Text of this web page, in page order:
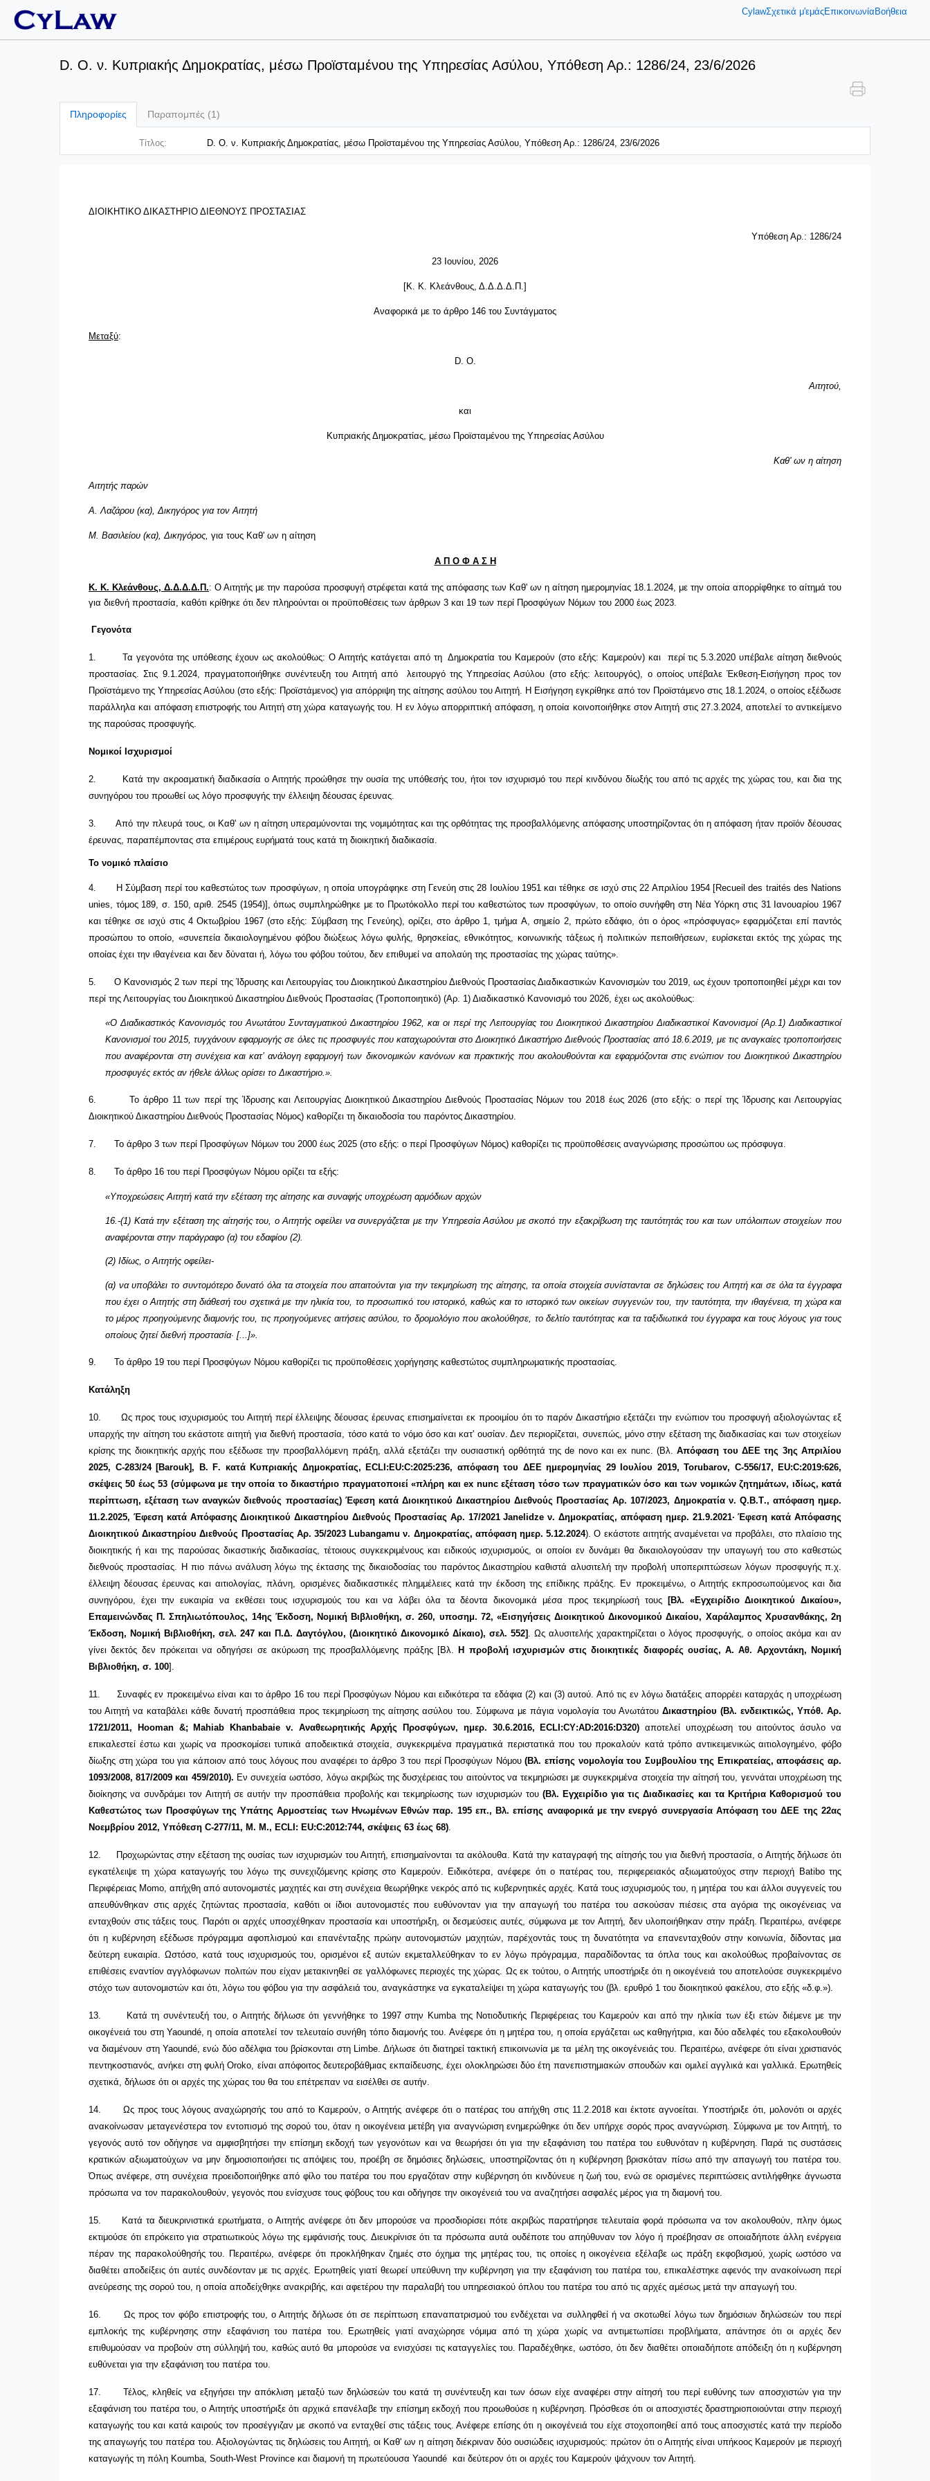
CylawΣχετικά μ'εμάςΕπικοινωνία Βοήθεια
D. O. ν. Κυπριακής Δημοκρατίας, μέσω Προϊσταμένου της Υπηρεσίας Ασύλου, Υπόθεση Αρ.: 1286/24, 23/6/2026
Πληροφορίες Παραπομπές (1)
Τίτλος: D. O. ν. Κυπριακής Δημοκρατίας, μέσω Προϊσταμένου της Υπηρεσίας Ασύλου, Υπόθεση Αρ.: 1286/24, 23/6/2026
ΔΙΟΙΚΗΤΙΚΟ ΔΙΚΑΣΤΗΡΙΟ ΔΙΕΘΝΟΥΣ ΠΡΟΣΤΑΣΙΑΣ
Υπόθεση Αρ.: 1286/24
23 Ιουνίου, 2026
[Κ. Κ. Κλεάνθους, Δ.Δ.Δ.Δ.Π.]
Αναφορικά με το άρθρο 146 του Συντάγματος
Μεταξύ:
D. O.
Αιτητού,
και
Κυπριακής Δημοκρατίας, μέσω Προϊσταμένου της Υπηρεσίας Ασύλου
Καθ' ων η αίτηση
Αιτητής παρών
Α. Λαζάρου (κα), Δικηγόρος για τον Αιτητή
Μ. Βασιλείου (κα), Δικηγόρος, για τους Καθ' ων η αίτηση
Α Π Ο Φ Α Σ Η
Κ. Κ. Κλεάνθους, Δ.Δ.Δ.Δ.Π.: Ο Αιτητής με την παρούσα προσφυγή στρέφεται κατά της απόφασης των Καθ' ων η αίτηση ημερομηνίας 18.1.2024, με την οποία απορρίφθηκε το αίτημά του
για διεθνή προστασία, καθότι κρίθηκε ότι δεν πληρούνται οι προϋποθέσεις των άρθρων 3 και 19 των περί Προσφύγων Νόμων του 2000 έως 2023.
Γεγονότα
1.
Τα γεγονότα της υπόθεσης έχουν ως ακολούθως: Ο Αιτητής κατάγεται από τη Δημοκρατία του Καμερούν (στο εξής: Καμερούν) και περί τις 5.3.2020 υπέβαλε αίτηση διεθνούς
προστασίας. Στις 9.1.2024, πραγματοποιήθηκε συνέντευξη του Αιτητή από
λειτουργό της Υπηρεσίας Ασύλου (στο εξής: λειτουργός), ο οποίος υπέβαλε Έκθεση-Εισήγηση προς τον
Προϊστάμενο της Υπηρεσίας Ασύλου (στο εξής: Προϊστάμενος) για απόρριψη της αίτησης ασύλου του Αιτητή. Η Εισήγηση εγκρίθηκε από τον Προϊστάμενο στις 18.1.2024, ο οποίος εξέδωσε
παράλληλα και απόφαση επιστροφής του Αιτητή στη χώρα καταγωγής του. Η εν λόγω απορριπτική απόφαση, η οποία κοινοποιήθηκε στον Αιτητή στις 27.3.2024, αποτελεί το αντικείμενο
της παρούσας προσφυγής.
Νομικοί Ισχυρισμοί
2.
Κατά την ακροαματική διαδικασία ο Αιτητής προώθησε την ουσία της υπόθεσής του, ήτοι τον ισχυρισμό του περί κινδύνου δίωξής του από τις αρχές της χώρας του, και δια της
συνηγόρου του προωθεί ως λόγο προσφυγής την έλλειψη δέουσας έρευνας.
3.
Από την πλευρά τους, οι Καθ' ων η αίτηση υπεραμύνονται της νομιμότητας και της ορθότητας της προσβαλλόμενης απόφασης υποστηρίζοντας ότι η απόφαση ήταν προϊόν δέουσας
έρευνας, παραπέμποντας στα επιμέρους ευρήματά τους κατά τη διοικητική διαδικασία.
Το νομικό πλαίσιο
4. Η Σύμβαση περί του καθεστώτος των προσφύγων, η οποία υπογράφηκε στη Γενεύη στις 28 Ιουλίου 1951 και τέθηκε σε ισχύ στις 22 Απριλίου 1954 [Recueil des traités des Nations
unies , τόμος 189, σ. 150, αριθ. 2545 (1954)], όπως συμπληρώθηκε με το Πρωτόκολλο περί του καθεστώτος των προσφύγων, το οποίο συνήφθη στη Νέα Υόρκη στις 31 Ιανουαρίου 1967
και τέθηκε σε ισχύ στις 4 Οκτωβρίου 1967 (στο εξής: Σύμβαση της Γενεύης), ορίζει, στο άρθρο 1, τμήμα Α, σημείο 2, πρώτο εδάφιο, ότι ο όρος «πρόσφυγας» εφαρμόζεται επί παντός
προσώπου το οποίο, «συνεπεία δικαιολογημένου φόβου διώξεως λόγω φυλής, θρησκείας, εθνικότητος, κοινωνικής τάξεως ή πολιτικών πεποιθήσεων, ευρίσκεται εκτός της χώρας της
οποίας έχει την ιθαγένεια και δεν δύναται ή, λόγω του φόβου τούτου, δεν επιθυμεί να απολαύη της προστασίας της χώρας ταύτης».
5.
Ο Κανονισμός 2 των περί της Ίδρυσης και Λειτουργίας του Διοικητικού Δικαστηρίου Διεθνούς Προστασίας Διαδικαστικών Κανονισμών του 2019, ως έχουν τροποποιηθεί μέχρι και τον
περί της Λειτουργίας του Διοικητικού Δικαστηρίου Διεθνούς Προστασίας (Τροποποιητικό) (Αρ. 1) Διαδικαστικό Κανονισμό του 2026, έχει ως ακολούθως:
«Ο Διαδικαστικός Κανονισμός του Ανωτάτου Συνταγματικού Δικαστηρίου 1962, και οι περί της Λειτουργίας του Διοικητικού Δικαστηρίου Διαδικαστικοί Κανονισμοί (Αρ.1) Διαδικαστικοί
Κανονισμοί του 2015, τυγχάνουν εφαρμογής σε όλες τις προσφυγές που καταχωρούνται στο Διοικητικό Δικαστήριο Διεθνούς Προστασίας από 18.6.2019, με τις αναγκαίες τροποποιήσεις
που αναφέρονται στη συνέχεια και κατ’ ανάλογη εφαρμογή των δικονομικών κανόνων και πρακτικής που ακολουθούνται και εφαρμόζονται στις ενώπιον του Διοικητικού Δικαστηρίου
προσφυγές εκτός αν ήθελε άλλως ορίσει το Δικαστήριο.».
6. Το άρθρο 11 των περί της Ίδρυσης και Λειτουργίας Διοικητικού Δικαστηρίου Διεθνούς Προστασίας Νόμων του 2018 έως 2026 (στο εξής:o περί της Ίδρυσης και Λειτουργίας
Διοικητικού Δικαστηρίου Διεθνούς Προστασίας Νόμος) καθορίζει τη δικαιοδοσία του παρόντος Δικαστηρίου.
7. Το άρθρο 3 των περί Προσφύγων Νόμων του 2000 έως 2025 (στο εξής: ο περί Προσφύγων Νόμος) καθορίζει τις προϋποθέσεις αναγνώρισης προσώπου ως πρόσφυγα.
8. Το άρθρο 16 του περί Προσφύγων Νόμου ορίζει τα εξής:
«Υποχρεώσεις Αιτητή κατά την εξέταση της αίτησης και συναφής υποχρέωση αρμόδιων αρχών
16.-(1) Κατά την εξέταση της αίτησής του, ο Αιτητής οφείλει να συνεργάζεται με την Υπηρεσία Ασύλου με σκοπό την εξακρίβωση της ταυτότητάς του και των υπόλοιπων στοιχείων που
αναφέρονται στην παράγραφο (α) του εδαφίου (2).
(2) Ιδίως, ο Αιτητής οφείλει-
(α) να υποβάλει το συντομότερο δυνατό όλα τα στοιχεία που απαιτούνται για την τεκμηρίωση της αίτησης, τα οποία στοιχεία συνίστανται σε δηλώσεις του Αιτητή και σε όλα τα έγγραφα
που έχει ο Αιτητής στη διάθεσή του σχετικά με την ηλικία του, το προσωπικό του ιστορικό, καθώς και το ιστορικό των οικείων συγγενών του, την ταυτότητα, την ιθαγένεια, τη χώρα και
το μέρος προηγούμενης διαμονής του, τις προηγούμενες αιτήσεις ασύλου, το δρομολόγιο που ακολούθησε, το δελτίο ταυτότητας και τα ταξιδιωτικά του έγγραφα και τους λόγους για τους
οποίους ζητεί διεθνή προστασία∙ [...]».
9. Το άρθρο 19 του περί Προσφύγων Νόμου καθορίζει τις προϋποθέσεις χορήγησης καθεστώτος συμπληρωματικής προστασίας.
Κατάληξη
10.
Ως προς τους ισχυρισμούς του Αιτητή περί έλλειψης δέουσας έρευνας επισημαίνεται εκ προοιμίου ότι το παρόν Δικαστήριο εξετάζει την ενώπιον του προσφυγή αξιολογώντας εξ
υπαρχής την αίτηση του εκάστοτε αιτητή για διεθνή προστασία, τόσο κατά το νόμο όσο και κατ' ουσίαν. Δεν περιορίζεται, συνεπώς, μόνο στην εξέταση της διαδικασίας και των στοιχείων
κρίσης της διοικητικής αρχής που εξέδωσε την προσβαλλόμενη πράξη, αλλά εξετάζει την ουσιαστική ορθότητά τηςde novoκαιex nunc . (Βλ.Απόφαση του ΔΕΕ της 3ης Απριλίου
2025, C-283/24 [Barouk], B. F. κατά Κυπριακής Δημοκρατίας, ECLI : EU:C:2025:236, απόφαση του ΔΕΕ ημερομηνίας 29 Ιουλίου 2019, Torubarov, C-556/17, EU:C:2019:626,
σκέψεις 50 έως 53 (σύμφωνα με την οποία το δικαστήριο πραγματοποιεί «πλήρη καιex nuncεξέταση τόσο των πραγματικών όσο και των νομικών ζητημάτων, ιδίως, κατά
περίπτωση, εξέταση των αναγκών διεθνούς προστασίας) Έφεση κατά Διοικητικού Δικαστηρίου Διεθνούς ΠροστασίαςAρ. 107/2023, Δημοκρατία ν. Q. B.T., απόφαση ημερ.
11.2.2025, Έφεση κατά Απόφασης Διοικητικού Δικαστηρίου Διεθνούς Προστασίας Αρ. 17/2021Janelidze ν. Δημοκρατίας, απόφαση ημερ. 21.9.2021· Έφεση κατά Απόφασης
Διοικητικού Δικαστηρίου Διεθνούς Προστασίας Αρ. 35/2023 Lubangamu ν. Δημοκρατίας, απόφαση ημερ. 5.12.2024). Ο εκάστοτε αιτητής αναμένεται να προβάλει, στο πλαίσιο της
διοικητικής ή και της παρούσας δικαστικής διαδικασίας, τέτοιους συγκεκριμένους και ειδικούς ισχυρισμούς, οι οποίοι εν δυνάμει θα δικαιολογούσαν την υπαγωγή του στο καθεστώς
διεθνούς προστασίας. Η πιο πάνω ανάλυση λόγω της έκτασης της δικαιοδοσίας του παρόντος Δικαστηρίου καθιστά αλυσιτελή την προβολή υποπεριπτώσεων λόγων προσφυγής π.χ.
έλλειψη δέουσας έρευνας και αιτιολογίας, πλάνη, ορισμένες διαδικαστικές πλημμέλειες κατά την έκδοση της επίδικης πράξης. Εν προκειμένω, ο Αιτητής εκπροσωπούμενος και δια
συνηγόρου, έχει την ευκαιρία να εκθέσει τους ισχυρισμούς του και να λάβει όλα τα δέοντα δικονομικά μέσα προς τεκμηρίωσή τους
[Βλ. «Εγχειρίδιο Διοικητικού Δικαίου»,
Επαμεινώνδας Π. Σπηλιωτόπουλος, 14ης Έκδοση, Νομική Βιβλιοθήκη, σ. 260, υποσημ. 72, «Εισηγήσεις Διοικητικού Δικονομικού Δικαίου, Χαράλαμπος Χρυσανθάκης, 2η
Έκδοση, Νομική Βιβλιοθήκη, σελ. 247 και Π.Δ. Δαγτόγλου, (Διοικητικό Δικονομικό Δίκαιο), σελ. 552]
. Ως αλυσιτελής χαρακτηρίζεται ο λόγος προσφυγής, ο οποίος ακόμα και αν
γίνει δεκτός δεν πρόκειται να οδηγήσει σε ακύρωση της προσβαλλόμενης πράξης [Βλ.
Η προβολή ισχυρισμών στις διοικητικές διαφορές ουσίας, Α. Αθ. Αρχοντάκη, Νομική
Βιβλιοθήκη, σ. 100].
11.
Συναφές εν προκειμένω είναι και το άρθρο 16 του περί Προσφύγων Νόμου και ειδικότερα τα εδάφια (2) και (3) αυτού. Από τις εν λόγω διατάξεις απορρέει καταρχάς η υποχρέωση
του Αιτητή να καταβάλει κάθε δυνατή προσπάθεια προς τεκμηρίωση της αίτησης ασύλου του. Σύμφωνα με πάγια νομολογία του Ανωτάτου Δικαστηρίου (Βλ. ενδεικτικώς, Υπόθ. Αρ.
1721/2011, Ηοοman&; Mahiab Khanbabaie v. Aναθεωρητικής Αρχής Προσφύγων, ημερ. 30.6.2016, ECLI :CY:AD:2016: D320) αποτελεί υποχρέωση του αιτούντος άσυλο να
επικαλεστεί έστω και χωρίς να προσκομίσει τυπικά αποδεικτικά στοιχεία, συγκεκριμένα πραγματικά περιστατικά που του προκαλούν κατά τρόπο αντικειμενικώς αιτιολογημένο, φόβο
δίωξης στη χώρα του για κάποιον από τους λόγους που αναφέρει το άρθρο 3 του περί Προσφύγων Νόμου(Βλ. επίσης νομολογία του Συμβουλίου της Επικρατείας, αποφάσεις αρ.
1093/2008, 817/2009 και 459/2010). Εν συνεχεία ωστόσο, λόγω ακριβώς της δυσχέρειας του αιτούντος να τεκμηριώσει με συγκεκριμένα στοιχεία την αίτησή του, γεννάται υποχρέωση της
διοίκησης να συνδράμει τον Αιτητή σε αυτήν την προσπάθεια προβολής και τεκμηρίωσης των ισχυρισμών του (Βλ. Εγχειρίδιο για τις Διαδικασίες και τα Κριτήρια Καθορισμού του
Καθεστώτος των Προσφύγων της Υπάτης Αρμοστείας των Ηνωμένων Εθνών παρ. 195 επ., Βλ. επίσης αναφορικά με την ενεργό συνεργασία Απόφαση του ΔΕΕ της 22ας
Νοεμβρίου 2012, Υπόθεση C-277/11, M. M., ECLI : EU:C:2012:744, σκέψεις 63 έως 68)
12.
Προχωρώντας στην εξέταση της ουσίας των ισχυρισμών του Αιτητή, επισημαίνονται τα ακόλουθα. Κατά την καταγραφή της αίτησής του για διεθνή προστασία, ο Αιτητής δήλωσε ότι
εγκατέλειψε τη χώρα καταγωγής του λόγω της συνεχιζόμενης κρίσης στο Καμερούν. Ειδικότερα, ανέφερε ότι ο πατέρας του, περιφερειακός αξιωματούχος στην περιοχή Batibo της
Περιφέρειας Momo, απήχθη από αυτονομιστές μαχητές και στη συνέχεια θεωρήθηκε νεκρός από τις κυβερνητικές αρχές. Κατά τους ισχυρισμούς του, η μητέρα του και άλλοι συγγενείς του
απευθύνθηκαν στις αρχές ζητώντας προστασία, καθότι οι ίδιοι αυτονομιστές που ευθύνονταν για την απαγωγή του πατέρα του ασκούσαν πιέσεις στα αγόρια της οικογένειας να
ενταχθούν στις τάξεις τους. Παρότι οι αρχές υποσχέθηκαν προστασία και υποστήριξη, οι δεσμεύσεις αυτές, σύμφωνα με τον Αιτητή, δεν υλοποιήθηκαν στην πράξη. Περαιτέρω, ανέφερε
ότι η κυβέρνηση εξέδωσε πρόγραμμα αφοπλισμού και επανένταξης πρώην αυτονομιστών μαχητών, παρέχοντάς τους τη δυνατότητα να επανενταχθούν στην κοινωνία, δίδοντας μια
δεύτερη ευκαιρία. Ωστόσο, κατά τους ισχυρισμούς του, ορισμένοι εξ αυτών εκμεταλλεύθηκαν το εν λόγω πρόγραμμα, παραδίδοντας τα όπλα τους και ακολούθως προβαίνοντας σε
επιθέσεις εναντίον αγγλόφωνων πολιτών που είχαν μετακινηθεί σε γαλλόφωνες περιοχές της χώρας. Ως εκ τούτου, ο Αιτητής υποστήριξε ότι η οικογένειά του αποτελούσε συγκεκριμένο
στόχο των αυτονομιστών και ότι, λόγω του φόβου για την ασφάλειά του, αναγκάστηκε να εγκαταλείψει τη χώρα καταγωγής του (βλ. ερυθρό 1 του διοικητικού φακέλου, στο εξής «δ.φ.»).
13.
Κατά τη συνέντευξή του, ο Αιτητής δήλωσε ότι γεννήθηκε το 1997 στην Kumba της Νοτιοδυτικής Περιφέρειας του Καμερούν και από την ηλικία των έξι ετών διέμενε με την
οικογένειά του στη Yaoundé, η οποία αποτελεί τον τελευταίο συνήθη τόπο διαμονής του. Ανέφερε ότι η μητέρα του, η οποία εργάζεται ως καθηγήτρια, και δύο αδελφές του εξακολουθούν
να διαμένουν στη Yaoundé, ενώ δύο αδέλφια του βρίσκονται στη Limbe. Δήλωσε ότι διατηρεί τακτική επικοινωνία με τα μέλη της οικογένειάς του. Περαιτέρω, ανέφερε ότι είναι χριστιανός
πεντηκοστιανός, ανήκει στη φυλή Oroko, είναι απόφοιτος δευτεροβάθμιας εκπαίδευσης, έχει ολοκληρώσει δύο έτη πανεπιστημιακών σπουδών και ομιλεί αγγλικά και γαλλικά. Ερωτηθείς
σχετικά, δήλωσε ότι οι αρχές της χώρας του θα του επέτρεπαν να εισέλθει σε αυτήν.
14.
Ως προς τους λόγους αναχώρησής του από το Καμερούν, ο Αιτητής ανέφερε ότι ο πατέρας του απήχθη στις 11.2.2018 και έκτοτε αγνοείται. Υποστήριξε ότι, μολονότι οι αρχές
ανακοίνωσαν μεταγενέστερα τον εντοπισμό της σορού του, όταν η οικογένεια μετέβη για αναγνώριση ενημερώθηκε ότι δεν υπήρχε σορός προς αναγνώριση. Σύμφωνα με τον Αιτητή, το
γεγονός αυτό τον οδήγησε να αμφισβητήσει την επίσημη εκδοχή των γεγονότων και να θεωρήσει ότι για την εξαφάνιση του πατέρα του ευθυνόταν η κυβέρνηση. Παρά τις συστάσεις
κρατικών αξιωματούχων να μην δημοσιοποιήσει τις απόψεις του, προέβη σε δημόσιες δηλώσεις, υποστηρίζοντας ότι η κυβέρνηση βρισκόταν πίσω από την απαγωγή του πατέρα του.
Όπως ανέφερε, στη συνέχεια προειδοποιήθηκε από φίλο του πατέρα του που εργαζόταν στην κυβέρνηση ότι κινδύνευε η ζωή του, ενώ σε ορισμένες περιπτώσεις αντιλήφθηκε άγνωστα
πρόσωπα να τον παρακολουθούν, γεγονός που ενίσχυσε τους φόβους του και οδήγησε την οικογένειά του να αναζητήσει ασφαλές μέρος για τη διαμονή του.
15.
Κατά τα διευκρινιστικά ερωτήματα, ο Αιτητής ανέφερε ότι δεν μπορούσε να προσδιορίσει πότε ακριβώς παρατήρησε τελευταία φορά πρόσωπα να τον ακολουθούν, πλην όμως
εκτιμούσε ότι επρόκειτο για στρατιωτικούς λόγω της εμφάνισής τους. Διευκρίνισε ότι τα πρόσωπα αυτά ουδέποτε του απηύθυναν τον λόγο ή προέβησαν σε οποιαδήποτε άλλη ενέργεια
πέραν της παρακολούθησής του. Περαιτέρω, ανέφερε ότι προκλήθηκαν ζημιές στο όχημα της μητέρας του, τις οποίες η οικογένεια εξέλαβε ως πράξη εκφοβισμού, χωρίς ωστόσο να
διαθέτει αποδείξεις ότι αυτές συνδέονταν με τις αρχές. Ερωτηθείς γιατί θεωρεί υπεύθυνη την κυβέρνηση για την εξαφάνιση του πατέρα του, επικαλέστηκε αφενός την ανακοίνωση περί
ανεύρεσης της σορού του, η οποία αποδείχθηκε ανακριβής, και αφετέρου την παραλαβή του υπηρεσιακού όπλου του πατέρα του από τις αρχές αμέσως μετά την απαγωγή του.
16.
Ως προς τον φόβο επιστροφής του, ο Αιτητής δήλωσε ότι σε περίπτωση επαναπατρισμού του ενδέχεται να συλληφθεί ή να σκοτωθεί λόγω των δημόσιων δηλώσεών του περί
εμπλοκής της κυβέρνησης στην εξαφάνιση του πατέρα του. Ερωτηθείς γιατί αναχώρησε νόμιμα από τη χώρα χωρίς να αντιμετωπίσει προβλήματα, απάντησε ότι οι αρχές δεν
επιθυμούσαν να προβούν στη σύλληψή του, καθώς αυτό θα μπορούσε να ενισχύσει τις καταγγελίες του. Παραδέχθηκε, ωστόσο, ότι δεν διαθέτει οποιαδήποτε απόδειξη ότι η κυβέρνηση
ευθύνεται για την εξαφάνιση του πατέρα του.
17.
Τέλος, κληθείς να εξηγήσει την απόκλιση μεταξύ των δηλώσεών του κατά τη συνέντευξη και των όσων είχε αναφέρει στην αίτησή του περί ευθύνης των αποσχιστών για την
εξαφάνιση του πατέρα του, ο Αιτητής υποστήριξε ότι αρχικά επανέλαβε την επίσημη εκδοχή που προωθούσε η κυβέρνηση. Πρόσθεσε ότι οι αποσχιστές δραστηριοποιούνται στην περιοχή
καταγωγής του και κατά καιρούς τον προσέγγιζαν με σκοπό να ενταχθεί στις τάξεις τους. Ανέφερε επίσης ότι η οικογένειά του είχε στοχοποιηθεί από τους αποσχιστές κατά την περίοδο
της απαγωγής του πατέρα του.Αξιολογώντας τις δηλώσεις του Αιτητή, οι Καθ' ων η αίτηση διέκριναν δύο ουσιώδεις ισχυρισμούς: πρώτον ότι ο Αιτητής είναι υπήκοος Καμερούν με περιοχή
καταγωγής τη πόλη Koumba South-West Province και διαμονή τη πρωτεύουσα Yaoundé και δεύτερον ότι οι αρχές του Καμερούν ψάχνουν τον Αιτητή.